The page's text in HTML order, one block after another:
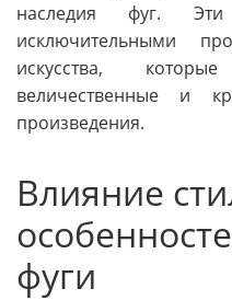
наследия фуг. Эти
исключительными
искусства,
величественные и
произведения.
Влияние
фуги